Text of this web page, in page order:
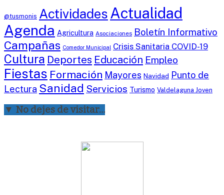
@tusmonis ActividadesActualidad
Agenda Agricultura Asociaciones Boletín Informativo
Campañas Comedor Municipal Crisis Sanitaria COVID-19
Cultura Deportes Educación Empleo
Fiestas Formación Mayores Navidad Punto de
Lectura Sanidad Servicios Turismo Valdelaguna Joven
▼ No dejes de visitar…